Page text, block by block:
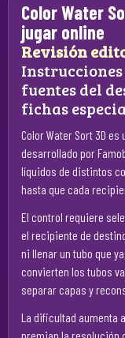
Color Water
jugar online
Revisión
fuentes del
fichas
Color Water Sort 3D
desarrollado por
líquidos de distintos
hasta que cada
El control requiere
el recipiente de
ni llenar un tubo que
convierten los tubos
separar capas y
La dificultad aumenta